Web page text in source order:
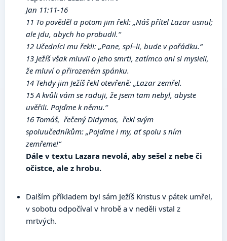
Jan 11:11-16
11 To pověděl a potom jim řekl: „Náš přítel Lazar usnul;
ale jdu, abych ho probudil.“
12 Učedníci mu řekli: „Pane, spí–li, bude v pořádku.“
13 Ježíš však mluvil o jeho smrti, zatímco oni si mysleli,
že mluví o přirozeném spánku.
14 Tehdy jim Ježíš řekl otevřeně: „Lazar zemřel.
15 A kvůli vám se raduji, že jsem tam nebyl, abyste
uvěřili. Pojďme k němu.“
16 Tomáš, řečený Didymos, řekl svým
spoluučedníkům: „Pojďme i my, ať spolu s ním
zemřeme!“
Dále v textu Lazara nevolá, aby sešel z nebe či
očistce, ale z hrobu.
Dalším příkladem byl sám Ježíš Kristus v pátek umřel,
v sobotu odpočíval v hrobě a v neděli vstal z
mrtvých.